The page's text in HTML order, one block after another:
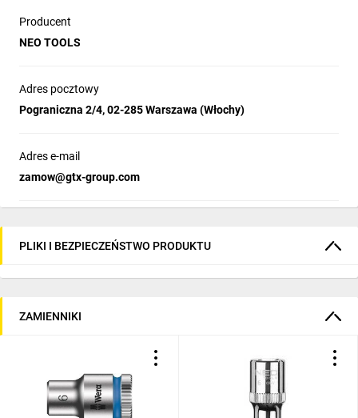
Producent
NEO TOOLS
Adres pocztowy
Pograniczna 2/4, 02-285 Warszawa (Włochy)
Adres e-mail
zamow@gtx-group.com
PLIKI I BEZPIECZEŃSTWO PRODUKTU
ZAMIENNIKI